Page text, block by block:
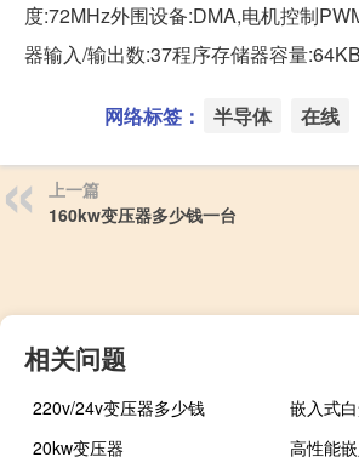
度:72MHz外围设备:DMA,电机控制
器输入/输出数:37程序存储器容量
网络标签： 半导体 在线
上一篇
160kw变压器多少钱一台
相关问题
220v/24v变压器多少钱
嵌入式
20kw变压器
高性能